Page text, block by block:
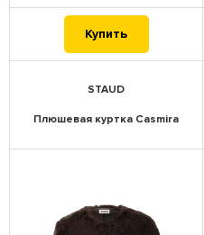
Купить
STAUD
Плюшевая куртка Casmira